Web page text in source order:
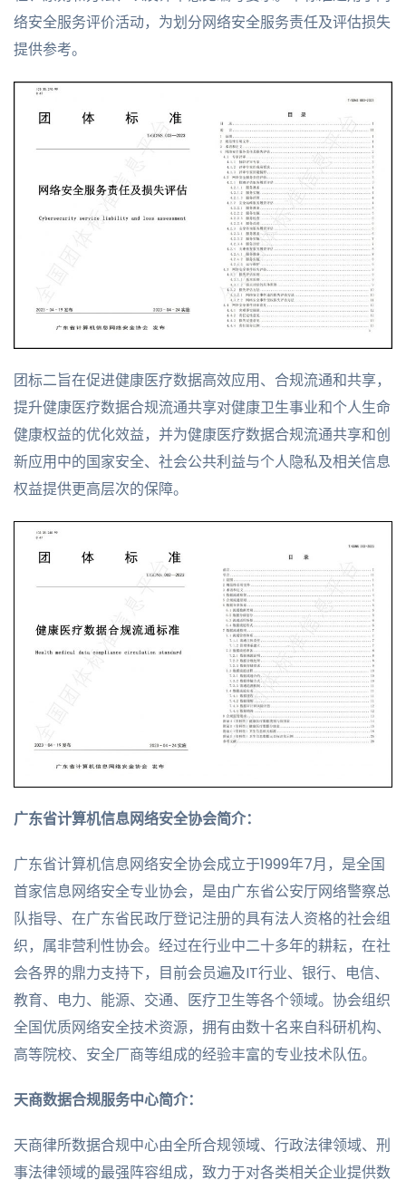
络安全服务评价活动，为划分网络安全服务责任及评估损失
提供参考。
团标二旨在促进健康医疗数据高效应用、合规流通和共享，
提升健康医疗数据合规流通共享对健康卫生事业和个人生命
健康权益的优化效益，并为健康医疗数据合规流通共享和创
新应用中的国家安全、社会公共利益与个人隐私及相关信息
权益提供更高层次的保障。
广东省计算机信息网络安全协会简介：
广东省计算机信息网络安全协会成立于1999年7月，是全国
首家信息网络安全专业协会，是由广东省公安厅网络警察总
队指导、在广东省民政厅登记注册的具有法人资格的社会组
织，属非营利性协会。经过在行业中二十多年的耕耘，在社
会各界的鼎力支持下，目前会员遍及IT行业、银行、电信、
教育、电力、能源、交通、医疗卫生等各个领域。协会组织
全国优质网络安全技术资源，拥有由数十名来自科研机构、
高等院校、安全厂商等组成的经验丰富的专业技术队伍。
天商数据合规服务中心简介：
天商律所数据合规中心由全所合规领域、行政法律领域、刑
事法律领域的最强阵容组成，致力于对各类相关企业提供数